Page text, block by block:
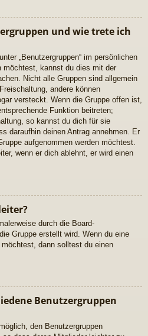
und wie trete ich
„Benutzergruppen“ im persönlichen
möchtest, kannst du dies mit der
Nicht alle Gruppen sind allgemein
andere können
versteckt. Wenn die Gruppe offen ist,
Funktion beitreten;
so kannst du dich für sie
daraufhin deinen Antrag annehmen. Er
aufgenommen werden möchtest.
wenn er dich ablehnt, er wird einen
durch die Board-
Gruppe erstellt wird. Wenn du eine
dann solltest du einen
Benutzergruppen
den Benutzergruppen